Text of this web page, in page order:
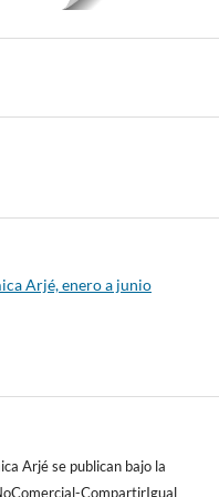
Arjé, enero a junio
Arjé se publican bajo la
CompartirIgual